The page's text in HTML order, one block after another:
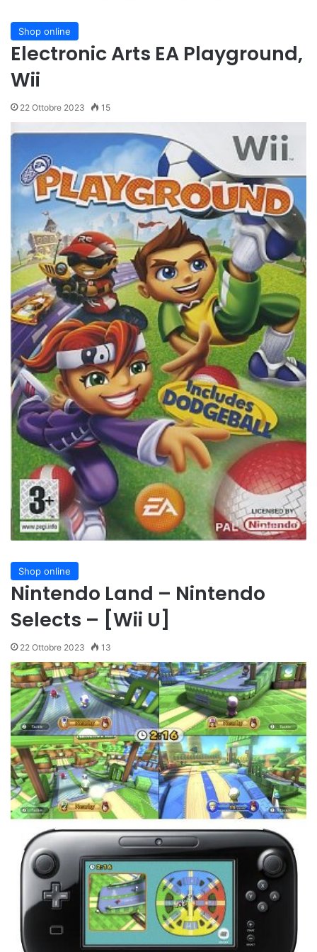
Shop online
Electronic Arts EA Playground,
Wii
22 Ottobre 2023 15
Shop online
Nintendo Land – Nintendo
Selects – [Wii U]
22 Ottobre 2023 13